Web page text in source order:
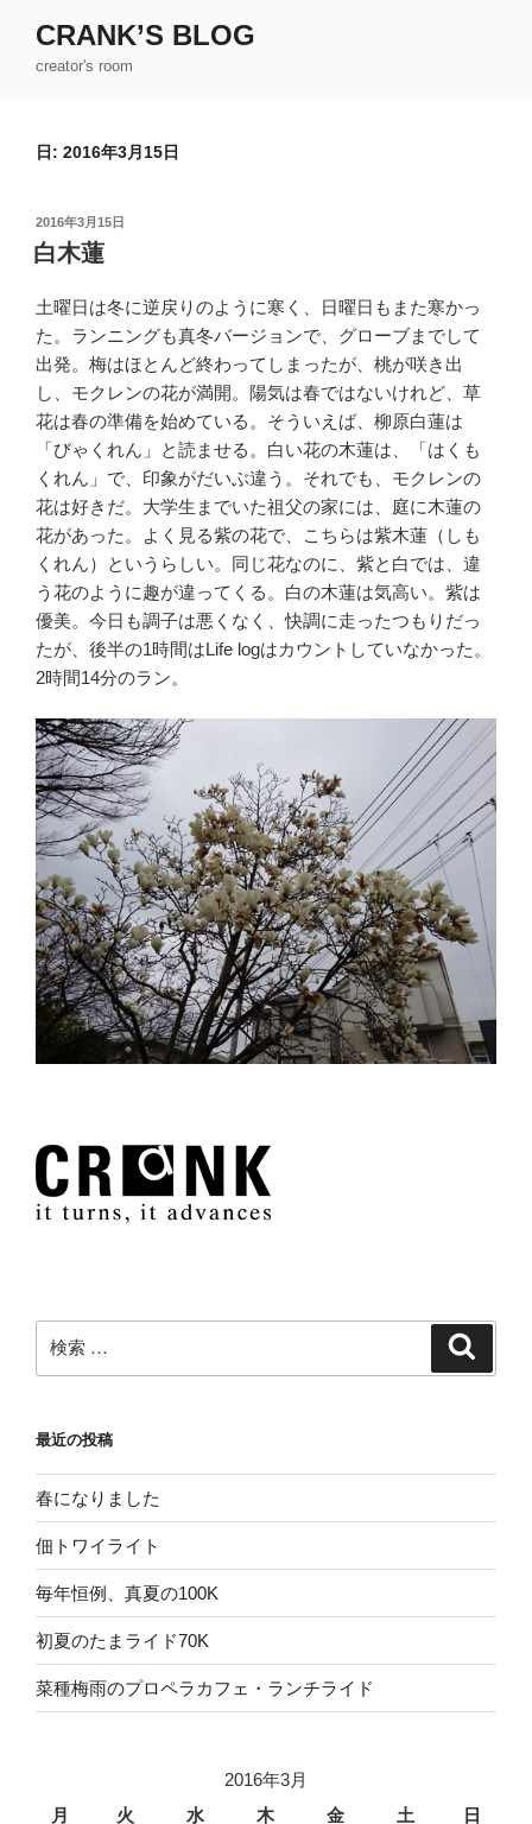
CRANK’S BLOG
creator's room
日: 2016年3月15日
投
稿
日:
2016年3月15日
白木蓮
土曜日は冬に逆戻りのように寒く、日曜日もまた寒かっ
た。ランニングも真冬バージョンで、グローブまでして
出発。梅はほとんど終わってしまったが、桃が咲き出
し、モクレンの花が満開。陽気は春ではないけれど、草
花は春の準備を始めている。そういえば、柳原白蓮は
「びゃくれん」と読ませる。白い花の木蓮は、「はくも
くれん」で、印象がだいぶ違う。それでも、モクレンの
花は好きだ。大学生までいた祖父の家には、庭に木蓮の
花があった。よく見る紫の花で、こちらは紫木蓮（しも
くれん）というらしい。同じ花なのに、紫と白では、違
う花のように趣が違ってくる。白の木蓮は気高い。紫は
優美。今日も調子は悪くなく、快調に走ったつもりだっ
たが、後半の1時間はLife logはカウントしていなかった。
2時間14分のラン。
索:
最近の投稿
春になりました
佃トワイライト
毎年恒例、真夏の100K
初夏のたまライド70K
菜種梅雨のプロペラカフェ・ランチライド
2016年3月
月
火 水 木 金 土 日